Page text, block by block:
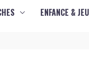
ENFANCE &